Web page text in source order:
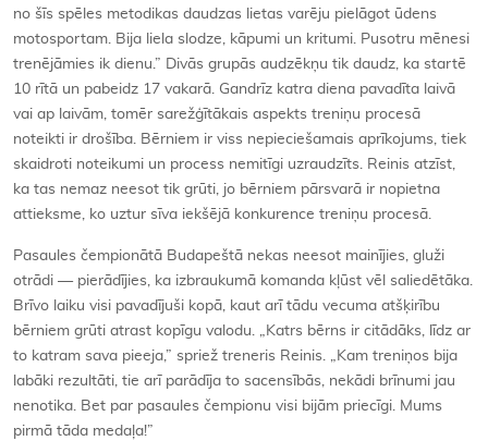
no šīs spēles metodikas daudzas lietas varēju pielāgot ūdens
motosportam. Bija liela slodze, kāpumi un kritumi. Pusotru mēnesi
trenējāmies ik dienu.” Divās grupās audzēkņu tik daudz, ka startē
10 rītā un pabeidz 17 vakarā. Gandrīz katra diena pavadīta laivā
vai ap laivām, tomēr sarežģītākais aspekts treniņu procesā
noteikti ir drošība. Bērniem ir viss nepieciešamais aprīkojums, tiek
skaidroti noteikumi un process nemitīgi uzraudzīts. Reinis atzīst,
ka tas nemaz neesot tik grūti, jo bērniem pārsvarā ir nopietna
attieksme, ko uztur sīva iekšējā konkurence treniņu procesā.
Pasaules čempionātā Budapeštā nekas neesot mainījies, gluži
otrādi — pierādījies, ka izbraukumā komanda kļūst vēl saliedētāka.
Brīvo laiku visi pavadījuši kopā, kaut arī tādu vecuma atšķirību
bērniem grūti atrast kopīgu valodu. „Katrs bērns ir citādāks, līdz ar
to katram sava pieeja,” spriež treneris Reinis. „Kam treniņos bija
labāki rezultāti, tie arī parādīja to sacensībās, nekādi brīnumi jau
nenotika. Bet par pasaules čempionu visi bijām priecīgi. Mums
pirmā tāda medaļa!”